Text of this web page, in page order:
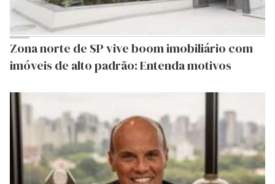
Zona norte de SP vive boom imobiliário com
imóveis de alto padrão: Entenda motivos